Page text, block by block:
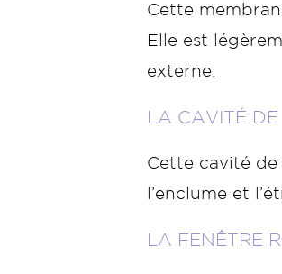
Cette
Elle est
externe.
LA CAVITÉ
Cette cavité de
l’enclume et
LA FENÊTRE